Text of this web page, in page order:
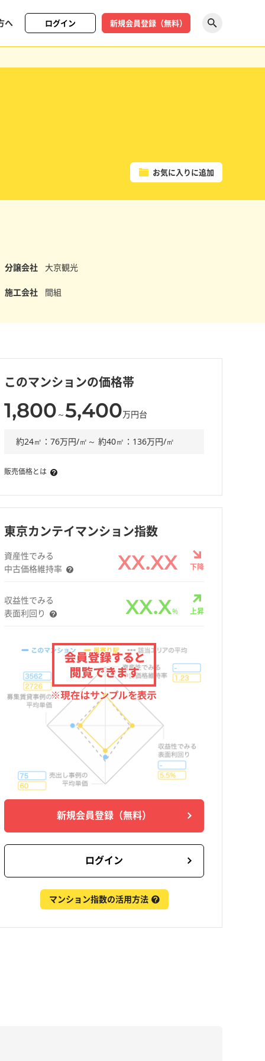
へ ログイン 新規会員登録（無料）
お気に入りに追加
分譲会社 大京観光
施工会社 間組
このマンションの価格帯
1,800 ～5,400万円台
約24㎡：76万円/㎡～ 約40㎡：136万円/㎡
販売価格とは
東京カンテイマンション指数
資産性でみる
中古価格維持率
XX.XX 下降
収益性でみる
表面利回り
XX.X% 上昇
新規会員登録 （無料）
ログイン
マンション指数の活用方法